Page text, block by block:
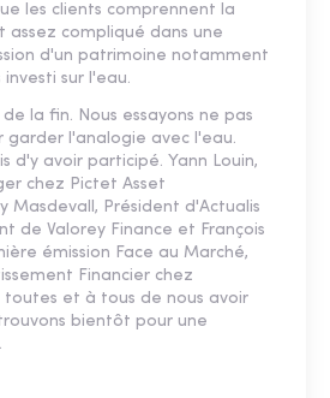
les clients comprennent la
compliqué dans une
d'un patrimoine notamment
sur l'eau.
la fin. Nous essayons ne pas
l'analogie avec l'eau.
d'y avoir participé. Yann Louin,
chez Pictet Asset
Masdevall, Président d'Actualis
de Valorey Finance et François
émission Face au Marché,
Financier chez
toutes et à tous de nous avoir
bientôt pour une